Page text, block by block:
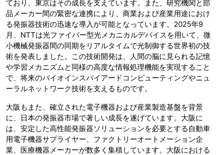
ており、東京はその成長を支えています。また、研究機関と部
品メーカー間の緊密な連携により、商業および産業用途におけ
る発振器技術の迅速な導入が可能となっています。2025年9
月、NTTは光ファイバー型光メカニカルデバイスを用いて、微
小機械発振器間の同期をリアルタイムで光制御する世界初の技
術を発表しました。この技術開発は、人間の脳に見られる記憶
や学習メカニズムと同様の高度な情報処理機能を実現すること
で、将来のバイオインスパイアードコンピューティングやニュ
ーラルネットワーク技術を支えるものです。
大阪もまた、確立された電子機器および産業製造基盤を背景
に、日本の発振器市場で著しい成長を遂げています。大阪に
は、安定した高性能発振器ソリューションを必要とする自動車
用電子機器サプライヤー、ファクトリーオートメーション企
業、医療機器メーカーが数多く集積しています。大阪における